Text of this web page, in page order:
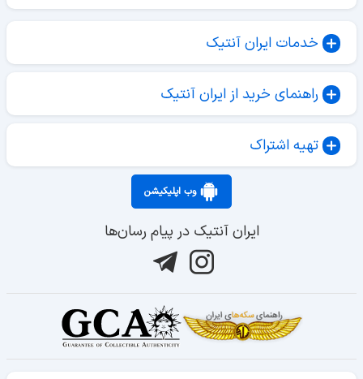
خدمات ایران آنتیک
راهنمای خرید از ایران آنتیک
تهیه اشتراک
وب اپلیکیشن
ایران آنتیک در پیام رسان‌ها